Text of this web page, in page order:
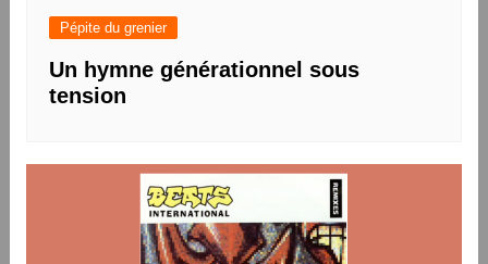
Pépite du grenier
Un hymne générationnel sous
tension